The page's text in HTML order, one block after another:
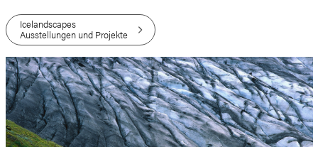
Icelandscapes
Ausstellungen und Projekte